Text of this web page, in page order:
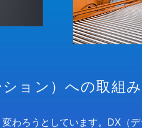
ョン）への取組み
わろうとしています。DX（